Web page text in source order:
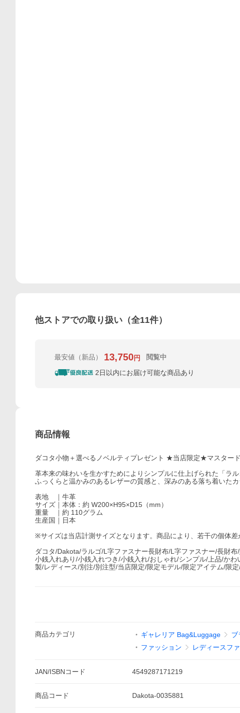
他ストアでの取り扱い（全11件）
最安値 （新品） 13,750円
閲覧中
2日以内にお届け可能な商品あり
商品情報
ダコタ小物＋選べるノベルティプレゼント ★当店限定★マスター
革本来の味わいを生かすためによりシンプルに仕上げられた「ラ
ふっくらと温かみのあるレザーの質感と、深みのある落ち着いた
表地 ｜牛革
サイズ｜本体：約 W200×H95×D15（mm）
重量 ｜約 110グラム
生産国｜日本
※サイズは当店計測サイズとなります。商品により、若干の個体差
ダコタ/Dakota/ラルゴ/L字ファスナー長財布/L字ファスナー/長財
小銭入れあり/小銭入れつき/小銭入れ/おしゃれ/シンプル/上品/か
製/レディース/別注/別注型/当店限定/限定モデル/限定アイテム/限
商品カテゴリ ギャレリア Bag&Luggage ブ
ファッション
レディースフ
JAN/ISBNコード 4549287171219
商品コード Dakota-0035881